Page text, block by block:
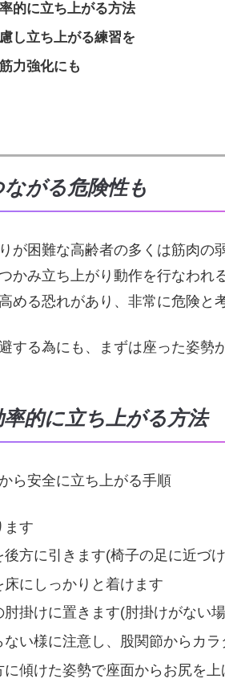
的に立ち上がる方法
し立ち上がる練習を
力強化にも
がる危険性も
が困難な高齢者の多くは筋肉の
かみ立ち上がり動作を行なわ
める恐れがあり、非常に危険と
する為にも、まずは座った姿
的に立ち上がる方法
ら安全に立ち上がる手順
ます
後方に引きます(椅子の足に近づ
床にしっかりと着けます
肘掛けに置きます(肘掛けがない
ない様に注意し、股関節からカ
に傾けた姿勢で座面からお尻を